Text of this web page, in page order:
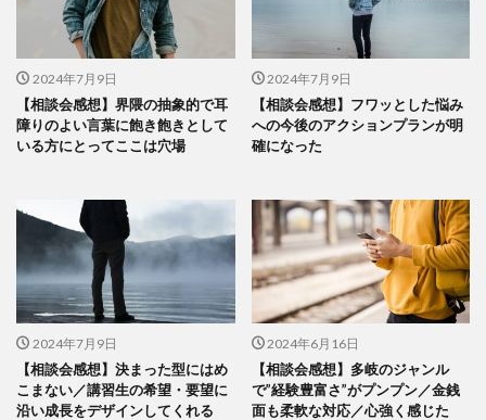
2024年7月9日
【相談会感想】界隈の抽象的で耳
障りのよい言葉に飽き飽きとして
いる方にとってここは穴場
2024年7月9日
【相談会感想】フワッとした悩み
への今後のアクションプランが明
確になった
2024年7月9日
【相談会感想】決まった型にはめ
こまない／講習生の希望・要望に
沿い成長をデザインしてくれる
2024年6月16日
【相談会感想】多岐のジャンル
で”経験豊富さ”がプンプン／金銭
面も柔軟な対応／心強く感じた